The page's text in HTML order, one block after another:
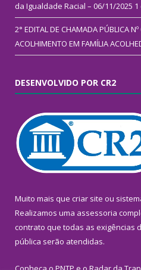
da Igualdade Racial – 06/11/2025
2° EDITAL DE CHAMADA PÚBLICA
ACOLHIMENTO EM FAMÍLIA
DESENVOLVIDO POR CR2
Muito mais que criar site ou
Realizamos uma assessoria
contrato que todas as exigências
pública serão atendidas.